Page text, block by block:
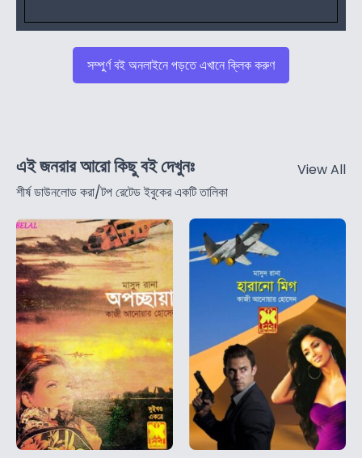
সম্পুর্ণ বই অনলাইনে পড়তে এখানে ক্লিক করুণ
এই জনরার আরো কিছু বই দেখুনঃ
শীর্ষ ডাউনলোড করা/টপ রেটেড ইবুকের একটি তালিকা
View All